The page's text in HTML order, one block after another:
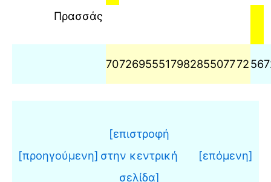
Πρασσάς
707269555179828550777256
[προηγούμενη]
[επιστροφή
στην κεντρική
σελίδα]
[επόμενη]